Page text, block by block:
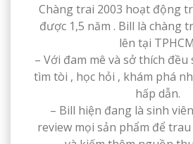
Chàng trai 2003 hoạt động
được 1,5 năm . Bill là chàng
lên tại
– Với đam mê và sở thích
tìm tòi , học hỏi , khám phá
hấp dẫn.
– Bill hiện đang là sinh
review mọi sản phẩm để